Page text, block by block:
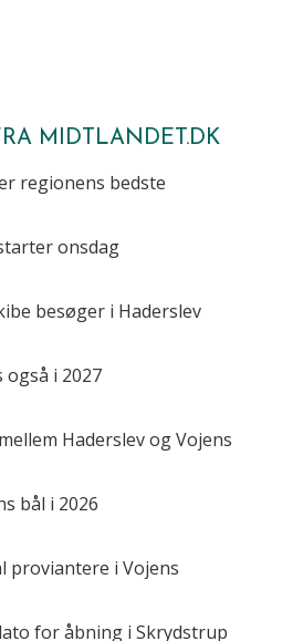
MIDTLANDET.DK
regionens bedste
onsdag
besøger i Haderslev
også i 2027
Haderslev og Vojens
bål i 2026
proviantere i Vojens
for åbning i Skrydstrup